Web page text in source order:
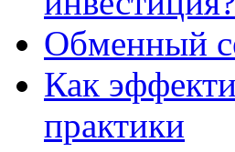
Обменный
Как
практики